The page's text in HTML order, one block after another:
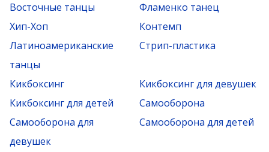
Восточные танцы
Фламенко танец
Хип-Хоп
Контемп
Латиноамериканские
танцы
Стрип-пластика
Кикбоксинг
Кикбоксинг для девушек
Кикбоксинг для детей
Самооборона
Самооборона для
девушек
Самооборона для детей